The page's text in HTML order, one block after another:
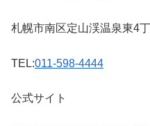
札幌市南区定山渓温泉東4
TEL:011-598-4444
公式サイト